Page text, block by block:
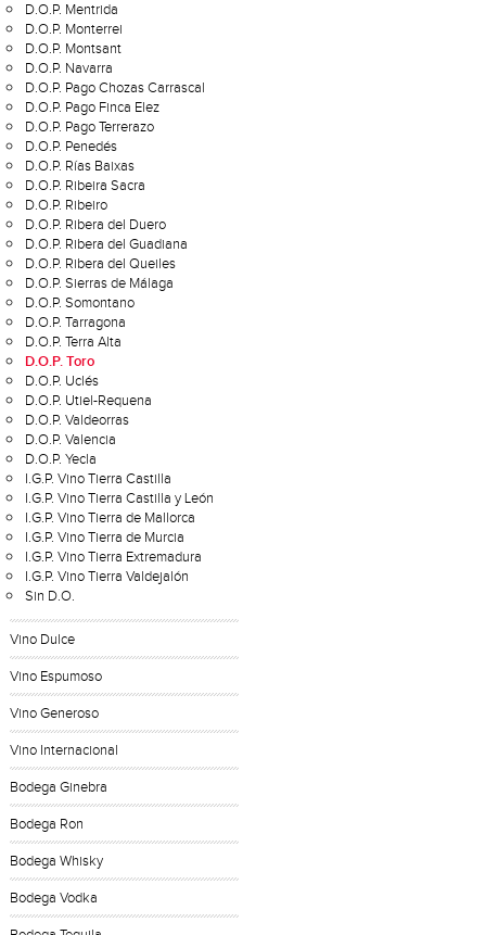
D.O.P. Mentrida
D.O.P. Monterrei
D.O.P. Montsant
D.O.P. Navarra
D.O.P. Pago Chozas Carrascal
D.O.P. Pago Finca Elez
D.O.P. Pago Terrerazo
D.O.P. Penedés
D.O.P. Rías Baixas
D.O.P. Ribeira Sacra
D.O.P. Ribeiro
D.O.P. Ribera del Duero
D.O.P. Ribera del Guadiana
D.O.P. Ribera del Queiles
D.O.P. Sierras de Málaga
D.O.P. Somontano
D.O.P. Tarragona
D.O.P. Terra Alta
D.O.P. Toro
D.O.P. Uclés
D.O.P. Utiel-Requena
D.O.P. Valdeorras
D.O.P. Valencia
D.O.P. Yecla
I.G.P. Vino Tierra Castilla
I.G.P. Vino Tierra Castilla y León
I.G.P. Vino Tierra de Mallorca
I.G.P. Vino Tierra de Murcia
I.G.P. Vino Tierra Extremadura
I.G.P. Vino Tierra Valdejalón
Sin D.O.
Vino Dulce
Vino Espumoso
Vino Generoso
Vino Internacional
Bodega Ginebra
Bodega Ron
Bodega Whisky
Bodega Vodka